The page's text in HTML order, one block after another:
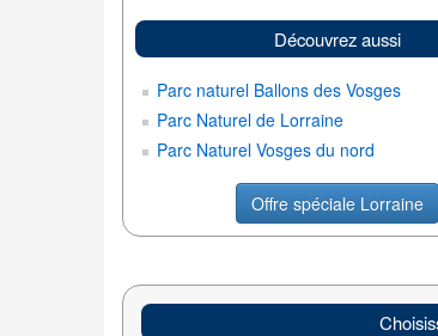
Découvrez aussi
Parc naturel Ballons des Vosges
Parc Naturel de Lorraine
Parc Naturel Vosges du nord
Offre spéciale Lorraine